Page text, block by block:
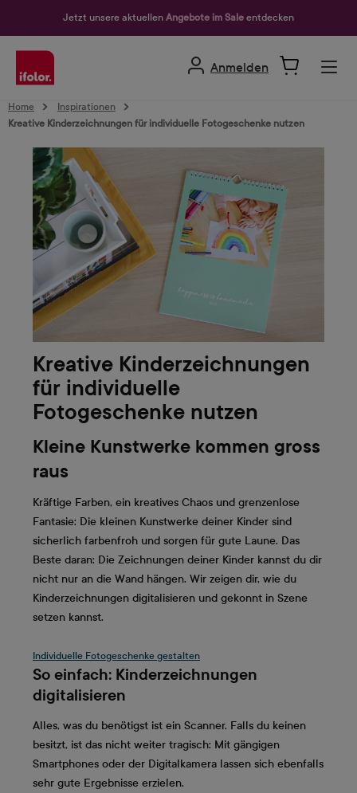
Jetzt unsere aktuellen Angebote im Sale entdecken
Anmelden
Home
Inspirationen
Kreative Kinderzeichnungen für individuelle Fotogeschenke nutzen
Kreative Kinderzeichnungen
für individuelle
Fotogeschenke nutzen
Kleine Kunstwerke kommen gross
raus
Kräftige Farben, ein kreatives Chaos und grenzenlose
Fantasie: Die kleinen Kunstwerke deiner Kinder sind
sicherlich farbenfroh und sorgen für gute Laune. Das
Beste daran: Die Zeichnungen deiner Kinder kannst du dir
nicht nur an die Wand hängen. Wir zeigen dir, wie du
Kinderzeichnungen digitalisieren und gekonnt in Szene
setzen kannst.
Individuelle Fotogeschenke gestalten
So einfach: Kinderzeichnungen
digitalisieren
Alles, was du benötigst ist ein Scanner. Falls du keinen
besitzt, ist das nicht weiter tragisch: Mit gängigen
Smartphones oder der Digitalkamera lassen sich ebenfalls
sehr gute Ergebnisse erzielen.